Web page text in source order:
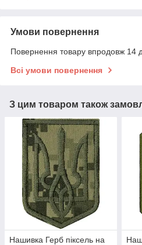
Умови повернення
Повернення товару впродовж 14
Всі умови повернення
З цим товаром також
Нашивка Герб піксель на